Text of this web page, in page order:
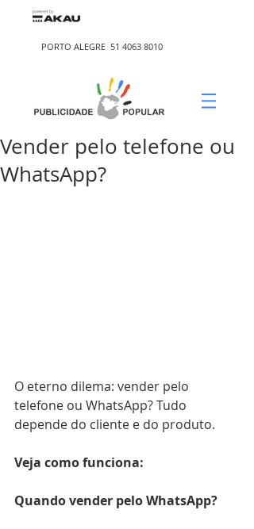
PORTO ALEGRE 51 4063 8010
Vender pelo telefone ou
WhatsApp?
O eterno dilema: vender pelo
telefone ou WhatsApp? Tudo
depende do cliente e do produto.
Veja como funciona:
Quando vender pelo WhatsApp?